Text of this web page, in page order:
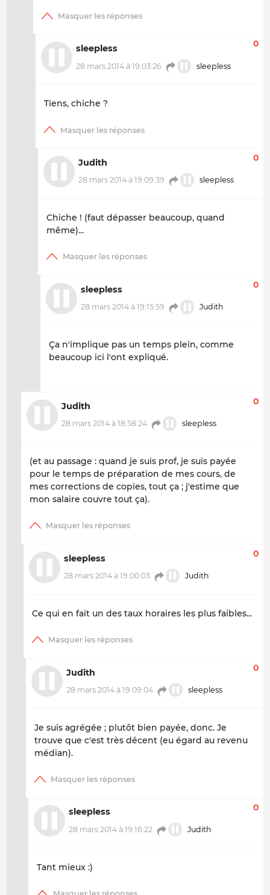
sleepless
28 mars 2014 à 19:03:26 sleepless
0
Tiens, chiche ?
Judith
28 mars 2014 à 19:09:39 sleepless
0
Chiche ! (faut dépasser beaucoup, quand
même)...
sleepless
28 mars 2014 à 19:15:59 Judith
0
Ça n'implique pas un temps plein, comme
beaucoup ici l'ont expliqué.
Judith
28 mars 2014 à 18:58:24 sleepless
0
(et au passage : quand je suis prof, je suis payée
pour le temps de préparation de mes cours, de
mes corrections de copies, tout ça ; j'estime que
mon salaire couvre tout ça).
sleepless
28 mars 2014 à 19:00:03 Judith
0
Ce qui en fait un des taux horaires les plus faibles...
Judith
28 mars 2014 à 19:09:04 sleepless
0
Je suis agrégée ; plutôt bien payée, donc. Je
trouve que c'est très décent (eu égard au revenu
médian).
sleepless
28 mars 2014 à 19:16:22 Judith
0
Tant mieux :)